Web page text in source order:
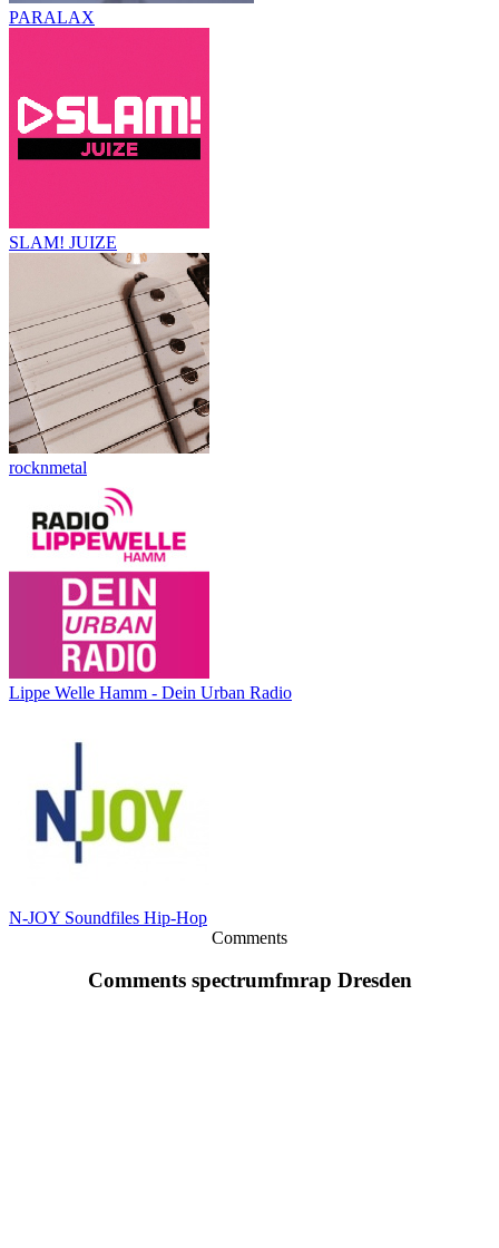
PARALAX
SLAM! JUIZE
rocknmetal
Lippe Welle Hamm - Dein Urban Radio
N-JOY Soundfiles Hip-Hop
Comments
Comments spectrumfmrap Dresden